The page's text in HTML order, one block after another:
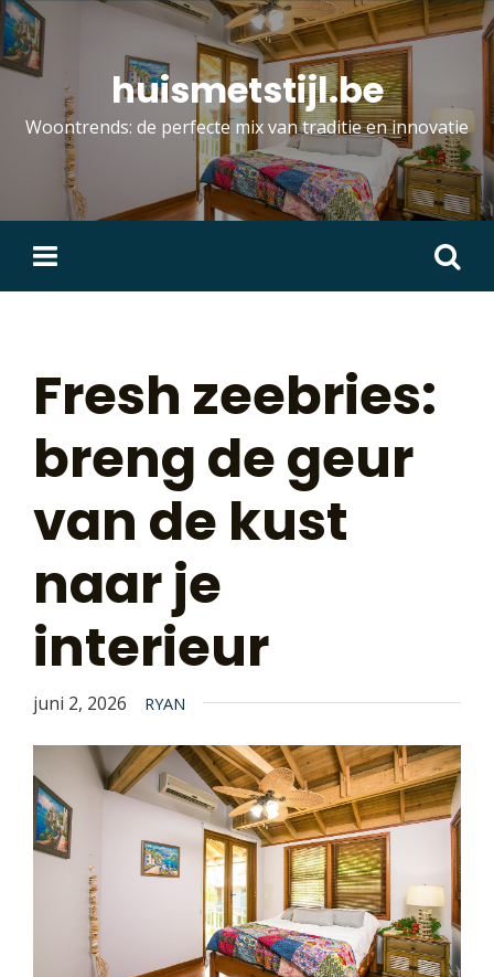
Skip
to
content
huismetstijl.be
Woontrends: de perfecte mix van traditie en innovatie
Zoeken
naar:
Fresh zeebries:
breng de geur
van de kust
naar je
interieur
juni 2, 2026 RYAN